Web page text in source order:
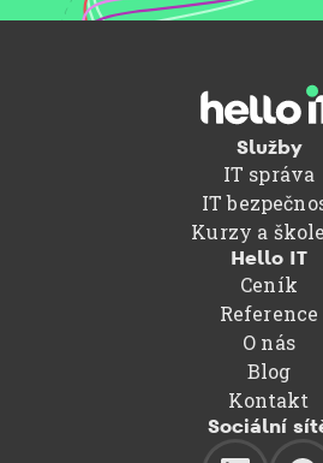
Služby
IT správa
IT
Kurzy a
Hello IT
Ceník
Reference
O nás
Blog
Kontakt
Sociální